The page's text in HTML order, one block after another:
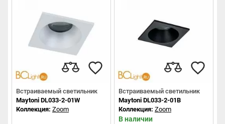
Встраиваемый светильник
Maytoni DL033-2-01W
Коллекция: Zoom
Встраиваемый светильник
Maytoni DL033-2-01B
Коллекция: Zoom
В наличии